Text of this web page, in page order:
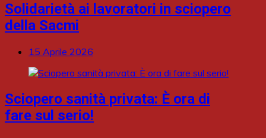
Solidarietà ai lavoratori in sciopero
della Sacmi
15 Aprile 2026
Sciopero sanità privata: È ora di
fare sul serio!